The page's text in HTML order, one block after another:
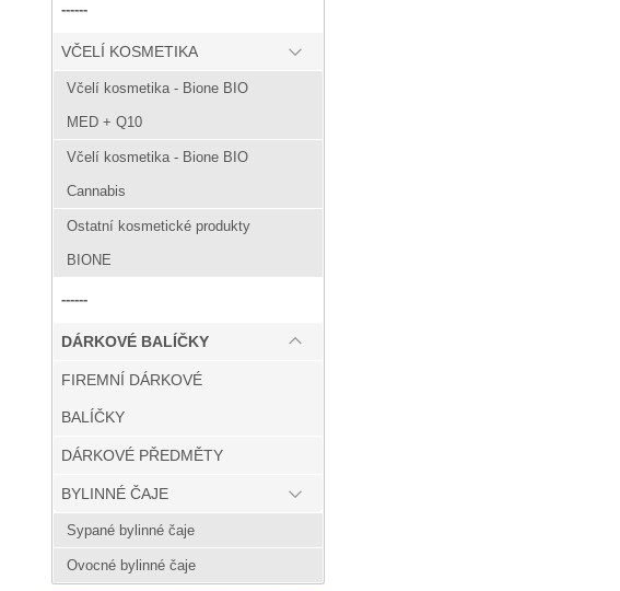
------
VČELÍ KOSMETIKA
Včelí kosmetika - Bione BIO
MED + Q10
Včelí kosmetika - Bione BIO
Cannabis
Ostatní kosmetické produkty
BIONE
------
DÁRKOVÉ BALÍČKY
FIREMNÍ DÁRKOVÉ
BALÍČKY
DÁRKOVÉ PŘEDMĚTY
BYLINNÉ ČAJE
Sypané bylinné čaje
Ovocné bylinné čaje